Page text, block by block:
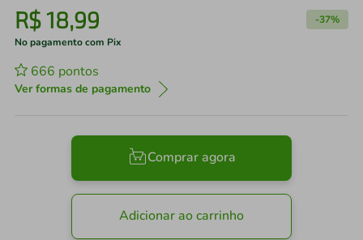
R$18,99 -37%
No pagamento com Pix
666 pontos
Ver formas de pagamento
Comprar agora
Adicionar ao carrinho